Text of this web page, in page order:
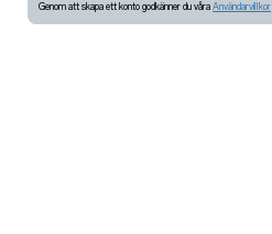
Genom att skapa ett konto godkänner du våra Användarvillkor